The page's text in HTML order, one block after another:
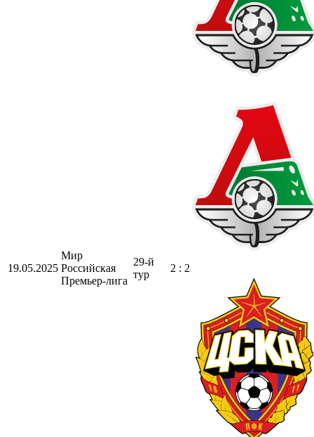
19.05.2025
Мир
Российская
Премьер-лига
29-й
тур
2 : 2